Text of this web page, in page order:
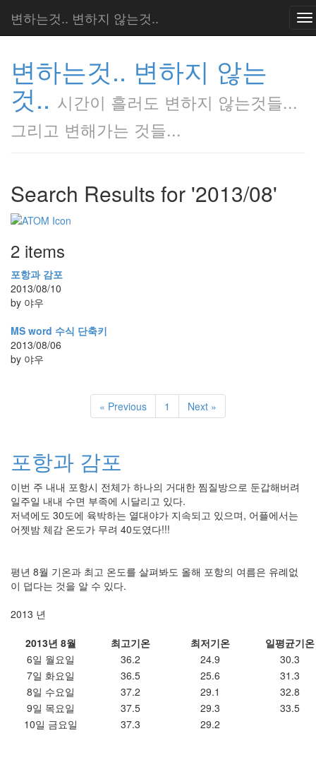
변하는것.. 변하지 않는것..
변하는것.. 변하지 않는
것.. 시간이 흘러도 변하지 않는것들...
그리고 변해가는 것들...
Search Results for '2013/08'
2 items
포항과 감포
2013/08/10
by 야우
MS word 수식 단축키
2013/08/06
by 야우
« Previous 1 Next »
포항과 감포
이번 주 내내 포항시 전체가 하나의 거대한 찜질방으로 둔갑해버려
일주일 내내 수면 부족에 시달리고 있다.
저녁에도 30도에 육박하는 열대야가 지속되고 있으며, 어플에서는
어젯밤 체감 온도가 무려 40도였다!!!
평년 8월 기온과 최고 온도를 살펴봐도 올해 포항의 여름은 유례없
이 덥다는 것을 알 수 있다.
2013 년
2013년 8월 최고기온 최저기온
일평균기온
6일 월요일
36.2 24.9
30.3
7일 화요일
36.5 25.6
31.3
8일 수요일
37.2 29.1
32.8
9일 목요일
37.5 29.3
33.5
10일 금요일
37.3 29.2